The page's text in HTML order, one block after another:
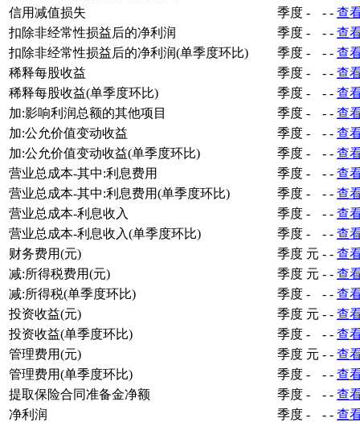
信用减值损失
季度 - - - 查
扣除非经常性损益后的净利润
季度 - - - 查
扣除非经常性损益后的净利润(单季度环比)
季度 - - - 查
稀释每股收益
季度 - - - 查
稀释每股收益(单季度环比)
季度 - - - 查
加:影响利润总额的其他项目
季度 - - - 查
加:公允价值变动收益
季度 - - - 查
加:公允价值变动收益(单季度环比)
季度 - - - 查
营业总成本-其中:利息费用
季度 - - - 查
营业总成本-其中:利息费用(单季度环比)
季度 - - - 查
营业总成本-利息收入
季度 - - - 查
营业总成本-利息收入(单季度环比)
季度 - - - 查
财务费用(元)
季度 元 - - 查
减:所得税费用(元)
季度 元 - - 查
减:所得税(单季度环比)
季度 - - - 查
投资收益(元)
季度 元 - - 查
投资收益(单季度环比)
季度 - - - 查
管理费用(元)
季度 元 - - 查
管理费用(单季度环比)
季度 - - - 查
提取保险合同准备金净额
季度 - - - 查
净利润
季度 - - - 查